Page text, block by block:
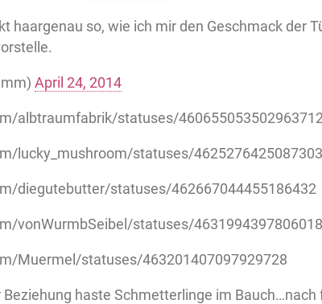
haargenau so, wie ich mir den Geschmack der
April 24, 2014
albtraumfabrik/statuses/460655053502963712
lucky_mushroom/statuses/
diegutebutter/statuses/462667044455186432
vonWurmbSeibel/statuses/
Muermel/statuses/463201407097929728
haste Schmetterlinge im Bauch…nach